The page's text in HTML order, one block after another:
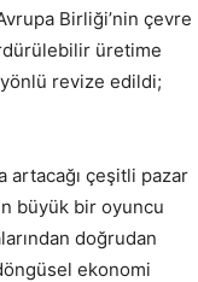
Birliği’nin çevre
üretime
revize edildi;
artacağı çeşitli pazar
büyük bir oyuncu
doğrudan
ekonomi